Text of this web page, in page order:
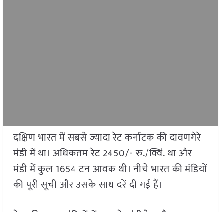
दक्षिण भारत में सबसे ज्यादा रेट कर्नाटक की दावणगेरे
मंडी में था। अधिकतम रेट 2450/- रु./क्विं. था और
मंडी में कुल 1654 टन आवक थी। नीचे भारत की मंडियों
की पूरी सूची और उसके साथ दरें दी गई हैं।